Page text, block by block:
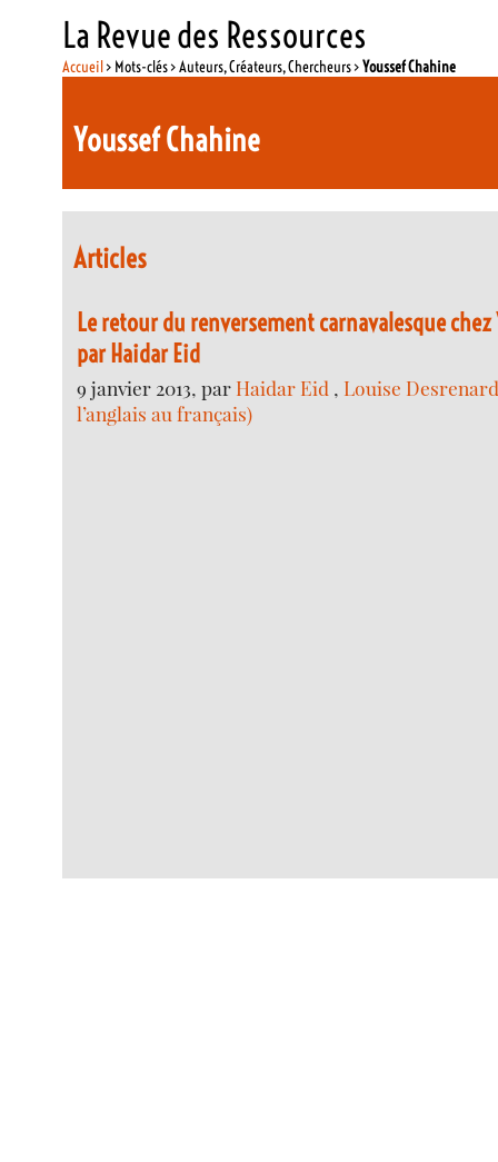
La Revue des Ressources
Accueil> Mots-clés > Auteurs, Créateurs, Chercheurs >Youssef Chahine
Youssef Chahine
Articles
Le retour du renversement carnavalesque
par Haidar Eid
9 janvier 2013, parHaidar Eid ,Louise
l’anglais au français)